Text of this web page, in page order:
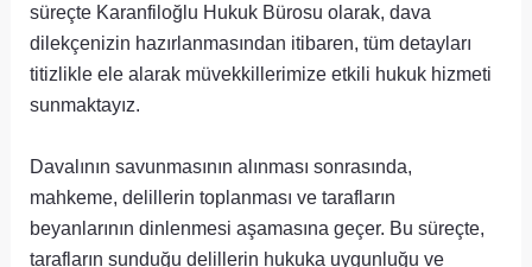
süreçte Karanfiloğlu Hukuk Bürosu olarak, dava
dilekçenizin hazırlanmasından itibaren, tüm detayları
titizlikle ele alarak müvekkillerimize etkili hukuk hizmeti
sunmaktayız.
Davalının savunmasının alınması sonrasında,
mahkeme, delillerin toplanması ve tarafların
beyanlarının dinlenmesi aşamasına geçer. Bu süreçte,
tarafların sunduğu delillerin hukuka uygunluğu ve